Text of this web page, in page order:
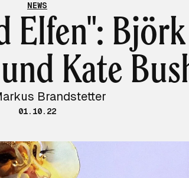
NEWS
Elfen":
Kate
Markus Brandstetter
01.10.22